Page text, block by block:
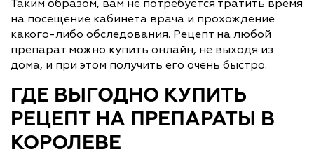
Таким образом, вам не потребуется тратить время
на посещение кабинета врача и прохождение
какого-либо обследования. Рецепт на любой
препарат можно купить онлайн, не выходя из
дома, и при этом получить его очень быстро.
ГДЕ ВЫГОДНО КУПИТЬ
РЕЦЕПТ НА ПРЕПАРАТЫ В
КОРОЛЕВЕ